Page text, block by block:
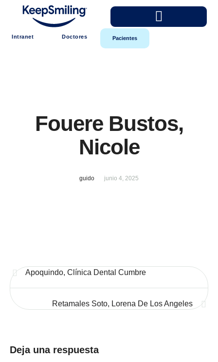
Intranet Doctores Pacientes
Fouere Bustos,
Nicole
guido junio 4, 2025
Apoquindo, Clínica Dental Cumbre
Retamales Soto, Lorena De Los Angeles
Deja una respuesta